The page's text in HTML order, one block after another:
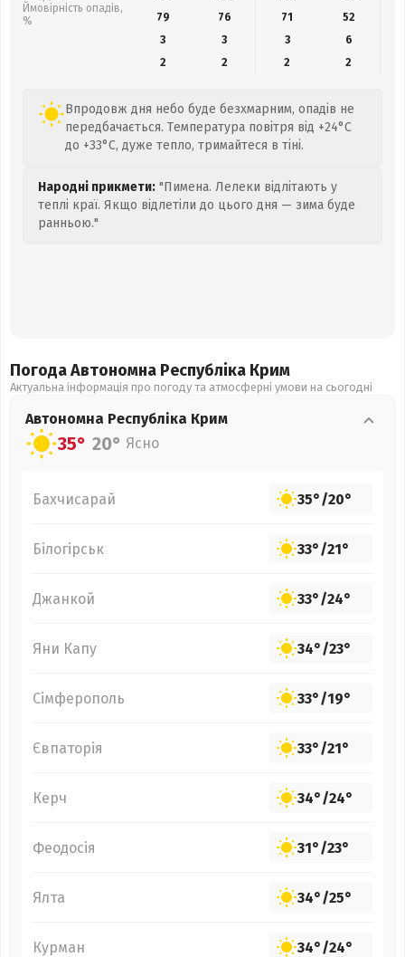
Ймовірність опадів,
%
79
76 71
52
3
3 3
6
2
2 2 2
Впродовж дня небо буде безхмарним, опадів не
передбачається. Температура повітря від +24°C
до +33°C, дуже тепло, тримайтеся в тіні.
Народні прикмети: "Пимена. Лелеки відлітають у
теплі краї. Якщо відлетіли до цього дня — зима буде
ранньою."
Погода Автономна Республіка Крим
Актуальна інформація про погоду та атмосферні умови на сьогодні
Автономна Республіка Крим
35° 20° Ясно
Бахчисарай 35°/20°
Білогірськ 33°/21°
Джанкой 33°/24°
Яни Капу 34°/23°
Сімферополь 33°/19°
Євпаторія 33°/21°
Керч 34°/24°
Феодосія 31°/23°
Ялта 34°/25°
Курман 34°/24°